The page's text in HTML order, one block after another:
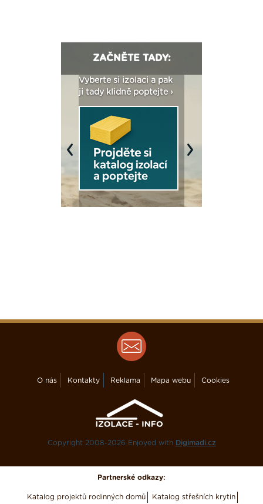
ZAČNĚTE TADY:
Vyberte si izolaci a pak
ji tady klidně poptejte ›
Previous Next
O nás Kontakty Reklama Mapa webu Cookies
Copyright 2008-2026 Enjoyed with Digimadi.cz
Partnerské odkazy:
Katalog projektů rodinných domů Katalog střešních krytin